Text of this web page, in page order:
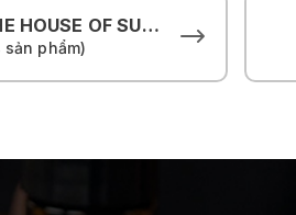
THE HOUSE OF SUNTORY
sản phẩm)